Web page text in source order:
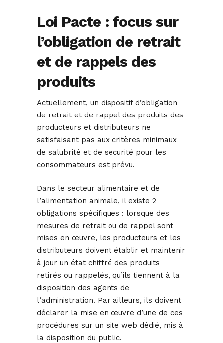
Loi Pacte : focus sur
l’obligation de retrait
et de rappels des
produits
Actuellement, un dispositif d’obligation
de retrait et de rappel des produits des
producteurs et distributeurs ne
satisfaisant pas aux critères minimaux
de salubrité et de sécurité pour les
consommateurs est prévu.
Dans le secteur alimentaire et de
l’alimentation animale, il existe 2
obligations spécifiques : lorsque des
mesures de retrait ou de rappel sont
mises en œuvre, les producteurs et les
distributeurs doivent établir et maintenir
à jour un état chiffré des produits
retirés ou rappelés, qu’ils tiennent à la
disposition des agents de
l’administration. Par ailleurs, ils doivent
déclarer la mise en œuvre d’une de ces
procédures sur un site web dédié, mis à
la disposition du public.